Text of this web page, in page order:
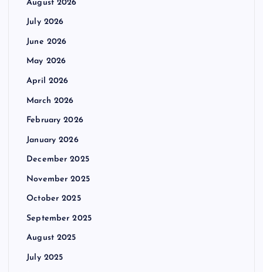
August 2026
July 2026
June 2026
May 2026
April 2026
March 2026
February 2026
January 2026
December 2025
November 2025
October 2025
September 2025
August 2025
July 2025